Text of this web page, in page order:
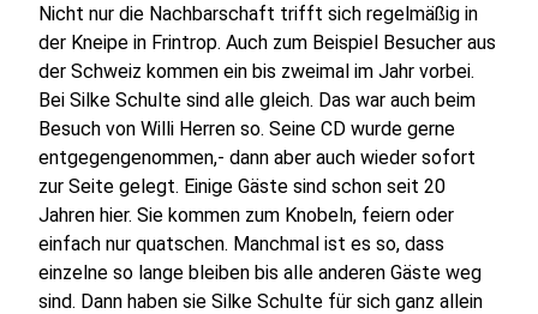
Nicht nur die Nachbarschaft trifft sich regelmäßig in
der Kneipe in Frintrop. Auch zum Beispiel Besucher aus
der Schweiz kommen ein bis zweimal im Jahr vorbei.
Bei Silke Schulte sind alle gleich. Das war auch beim
Besuch von Willi Herren so. Seine CD wurde gerne
entgegengenommen,- dann aber auch wieder sofort
zur Seite gelegt. Einige Gäste sind schon seit 20
Jahren hier. Sie kommen zum Knobeln, feiern oder
einfach nur quatschen. Manchmal ist es so, dass
einzelne so lange bleiben bis alle anderen Gäste weg
sind. Dann haben sie Silke Schulte für sich ganz allein